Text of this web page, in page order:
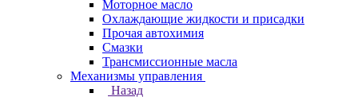
Моторное масло
Охлаждающие жидкости и присадки
Прочая автохимия
Смазки
Трансмиссионные масла
Механизмы управления
Назад